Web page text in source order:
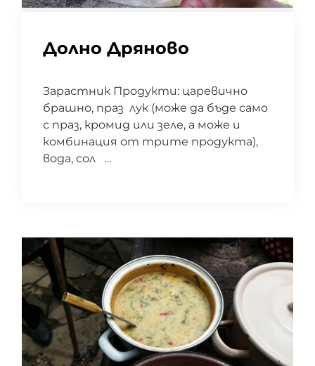
Долно Дряново
Зарастник Продукти: царевично
брашно, праз лук (може да бъде само
с праз, кромид или зеле, а може и
комбинация от трите продукта),
вода, сол …